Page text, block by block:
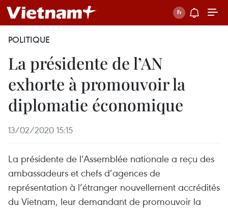
POLITIQUE
La présidente de l’AN
exhorte à promouvoir la
diplomatie économique
13/02/2020 15:15
La présidente de l’Assemblée nationale a reçu des
ambassadeurs et chefs d’agences de
représentation à l’étranger nouvellement accrédités
du Vietnam, leur demandant de promouvoir la